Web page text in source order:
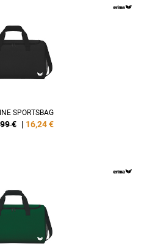
SPORTSBAG
€ | 16,24€